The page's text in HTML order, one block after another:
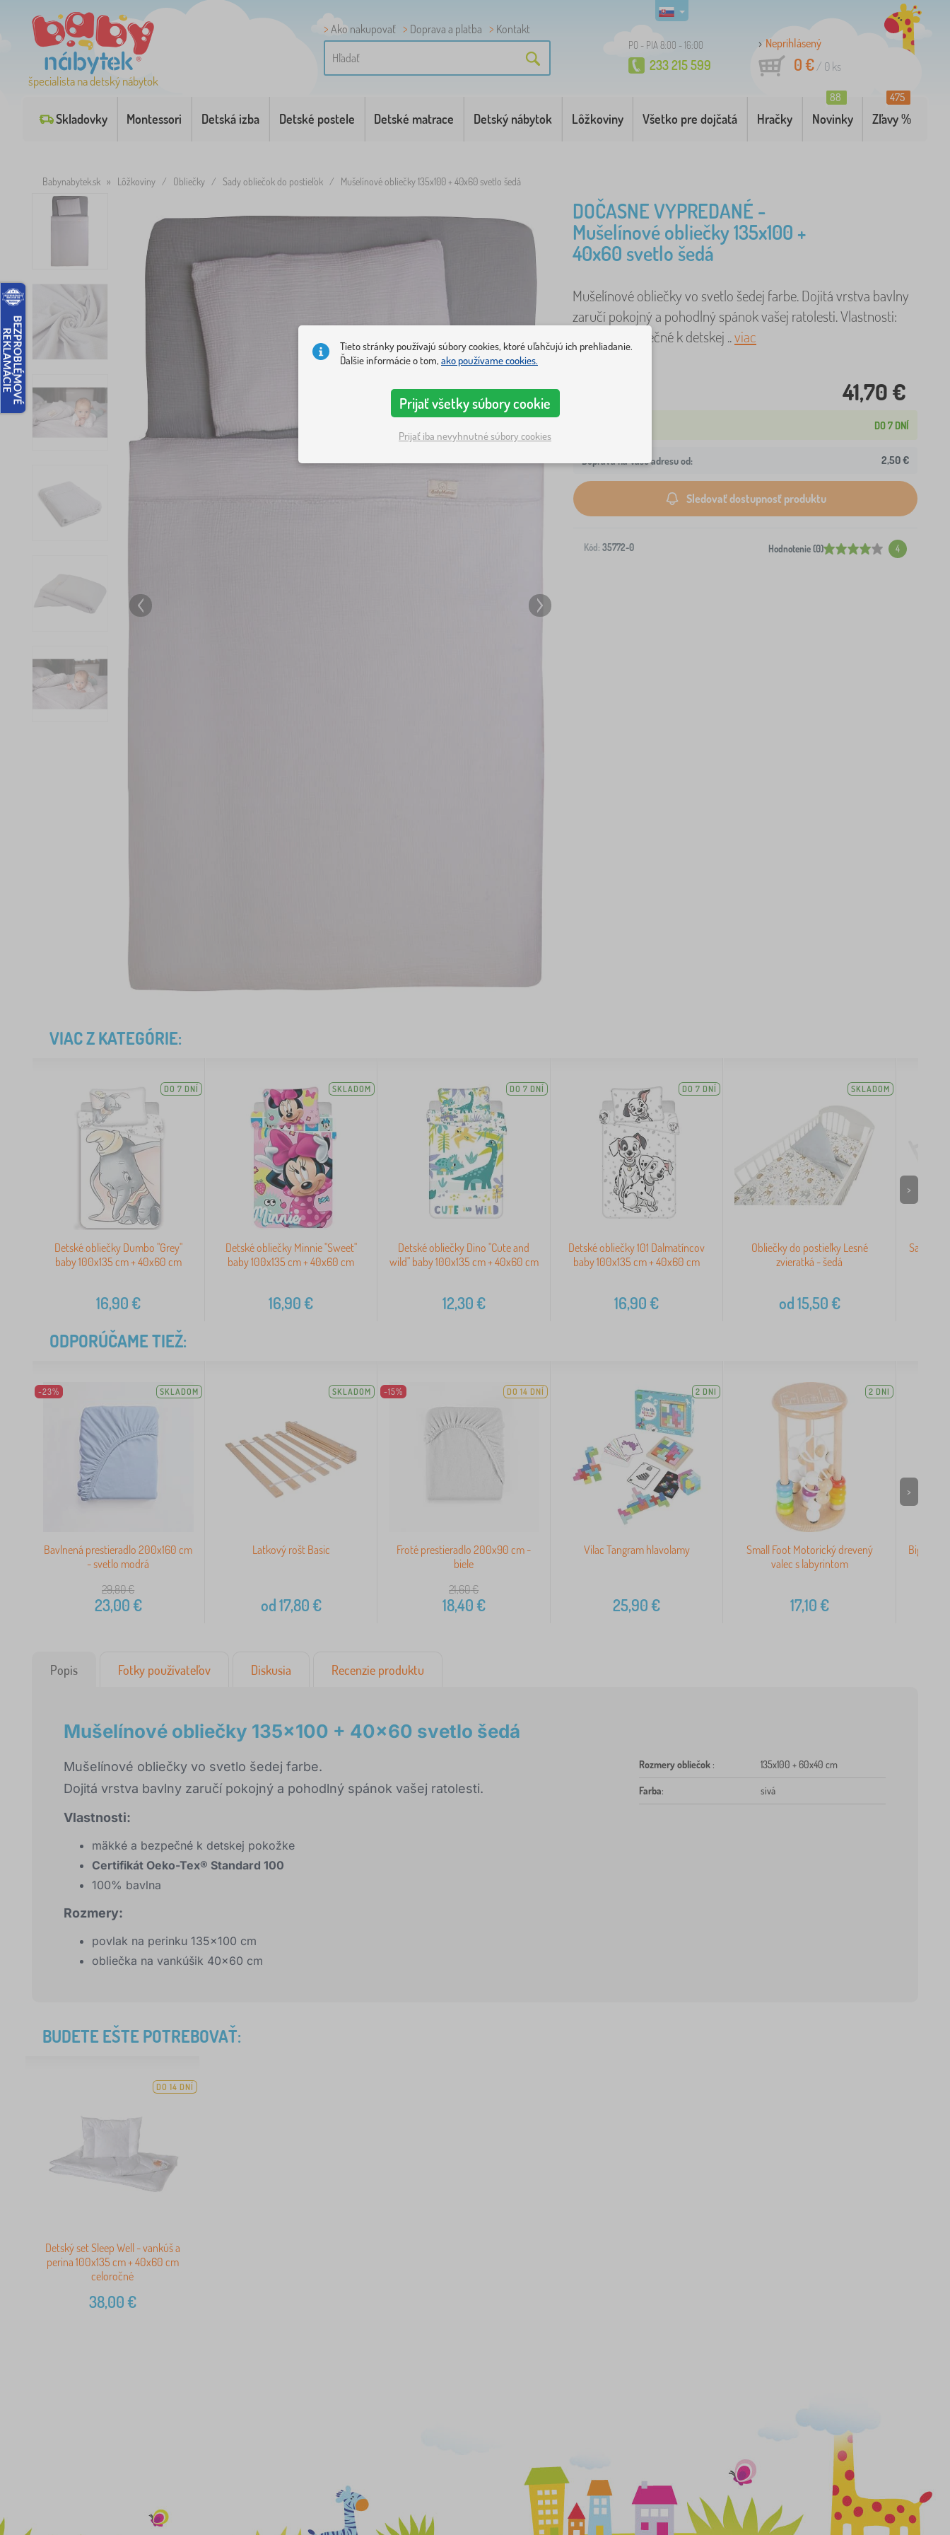
špecialista na detský nábytok
Ako nakupovať Doprava a platba Kontakt
PO - PIA 8:00 - 16:00
233 215 599
Neprihlásený
0 €/ 0 ks
Skladovky Montessori Detská izba Detské postele Detské matrace Detský nábytok Lôžkoviny Všetko pre dojčatá Hračky Novinky
88
Zľavy %
475
Babynabytek.sk » Lôžkoviny / Obliečky / Sady obliečok do postieľok / Mušelínové obliečky 135x100 + 40x60 svetlo šedá
DOČASNE VYPREDANÉ -
Mušelínové obliečky 135x100 +
40x60 svetlo šedá
Mušelínové obliečky vo svetlo šedej farbe. Dojitá vrstva bavlny
zaručí pokojný a pohodlný spánok vašej ratolesti. Vlastnosti:
mäkké a bezpečné k detskej ..viac
41,70 €
DO 7 DNÍ
Doprava na Vašu adresu od: 2,50 €
Sledovať dostupnosť produktu
Kód: 35772-0 Hodnotenie (0) 4
VIAC Z KATEGÓRIE:
DO 7 DNÍ
Detské obliečky Dumbo "Grey"
baby 100x135 cm + 40x60 cm
16,90€
SKLADOM
Detské obliečky Minnie "Sweet"
baby 100x135 cm + 40x60 cm
16,90€
DO 7 DNÍ
Detské obliečky Dino "Cute and
wild" baby 100x135 cm + 40x60 cm
12,30€
DO 7 DNÍ
Detské obliečky 101 Dalmatíncov
baby 100x135 cm + 40x60 cm
16,90€
SKLADOM
Obliečky do postieľky Lesné
zvieratká - šedá
od15,50€
Sada
>
ODPORÚČAME TIEŽ:
-23% SKLADOM
Bavlnená prestieradlo 200x160 cm
- svetlo modrá
29,80€
23,00€
SKLADOM
Latkový rošt Basic
od17,80€
-15% DO 14 DNÍ
Froté prestieradlo 200x90 cm -
biele
21,60€
18,40€
2 DNI
Vilac Tangram hlavolamy
25,90€
2 DNI
Small Foot Motorický drevený
valec s labyrintom
17,10€
Bigjigs
>
Popis Fotky používateľov Diskusia Recenzie produktu
Mušelínové obliečky 135x100 + 40x60 svetlo šedá
Mušelínové obliečky vo svetlo šedej farbe.
Dojitá vrstva bavlny zaručí pokojný a pohodlný spánok vašej ratolesti.
Vlastnosti:
mäkké a bezpečné k detskej pokožke
Certifikát Oeko-Tex® Standard 100
100% bavlna
Rozmery:
povlak na perinku 135x100 cm
obliečka na vankúšik 40x60 cm
Rozmery obliečok : 135x100 + 60x40 cm
Farba: sivá
BUDETE EŠTE POTREBOVAŤ:
DO 14 DNÍ
Detský set Sleep Well - vankúš a
perina 100x135 cm + 40x60 cm
celoročné
38,00€
Tieto stránky používajú súbory cookies, ktoré uľahčujú ich prehliadanie.
Ďalšie informácie o tom, ako používame cookies.
Prijať všetky súbory cookie
Prijať iba nevyhnutné súbory cookies